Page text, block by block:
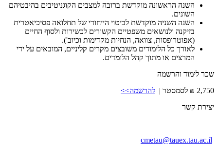
השנה הראשונה מוקדשת ברובה למצבים הקוגניטיבים בהיבטיהם
השונים.
השנה השניה מוקדשת לביטוי הייחודי של תחלואה פסיכיאטרית
בזיקנה ולנושאים משפטיים הקשורים לכשירות ולסוף החיים
(אפוטרופסות, צוואה, הנחיות מקדימות וכיוב').
לאורך כל הלימודים משובצים מקרים קליניים, המובאים על ידי
המרצים או מתוך קהל הלומדים.
שכר לימוד והרשמה
2,750 ₪ לסמסטר |
להרשמה>>
יצירת קשר
cmetau@tauex.tau.ac.il